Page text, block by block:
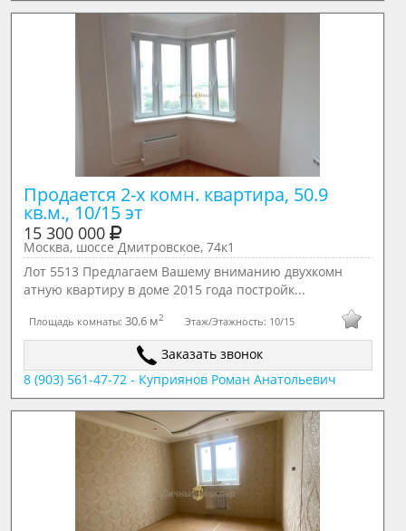
Продается 2-х комн. квартира, 50.9
кв.м., 10/15 эт
15 300 000
Москва, шоссе Дмитровское, 74к1
Лот 5513 Предлагаем Вашему вниманию двухкомн
атную квартиру в доме 2015 года постройк...
Площадь комнаты:30.6 м2 Этаж/Этажность: 10/15
Заказать звонок
8 (903) 561-47-72 - Куприянов Роман Анатольевич